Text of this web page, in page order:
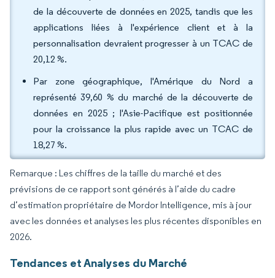
de la découverte de données en 2025, tandis que les
applications liées à l'expérience client et à la
personnalisation devraient progresser à un TCAC de
20,12 %.
Par zone géographique, l'Amérique du Nord a
représenté 39,60 % du marché de la découverte de
données en 2025 ; l'Asie-Pacifique est positionnée
pour la croissance la plus rapide avec un TCAC de
18,27 %.
Remarque : Les chiffres de la taille du marché et des
prévisions de ce rapport sont générés à l’aide du cadre
d’estimation propriétaire de Mordor Intelligence, mis à jour
avec les données et analyses les plus récentes disponibles en
2026.
Tendances et Analyses du Marché